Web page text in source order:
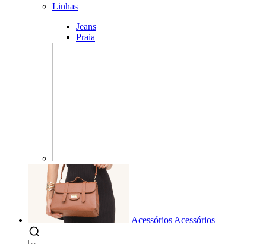
Linhas
Jeans
Praia
Acessórios Acessórios